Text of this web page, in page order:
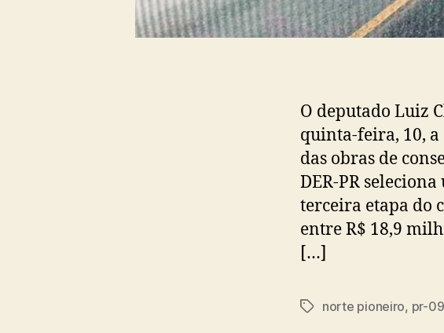
O deputado Luiz
quinta-feira, 10, a
das obras de
DER-PR
terceira etapa do
entre R$ 18,9
[…]
Tagsnorte pioneiro, pr-